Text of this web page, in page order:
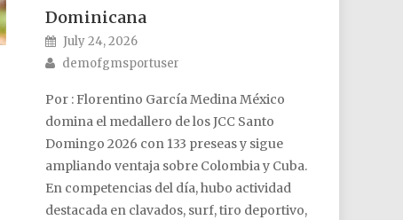
Dominicana
Posted on
July 24, 2026
Author
demofgmsportuser
Por : Florentino García Medina México
domina el medallero de los JCC Santo
Domingo 2026 con 133 preseas y sigue
ampliando ventaja sobre Colombia y Cuba.
En competencias del día, hubo actividad
destacada en clavados, surf, tiro deportivo,